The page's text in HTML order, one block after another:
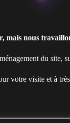
mais nous
du
votre visite et à